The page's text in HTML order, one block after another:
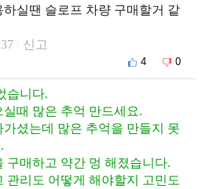
실땐 슬로프 차량 구매할거 같
신고
4 0
습니다.
때 많은 추억 만드세요.
셨는데 많은 추억을 만들지 못
구매하고 약간 멍 해졌습니다.
관리도 어떻게 해야할지 고민도